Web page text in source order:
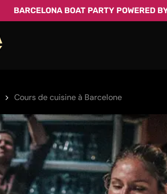
BARCELONA BOAT PARTY POWERED
Cours de cuisine à Barcelone